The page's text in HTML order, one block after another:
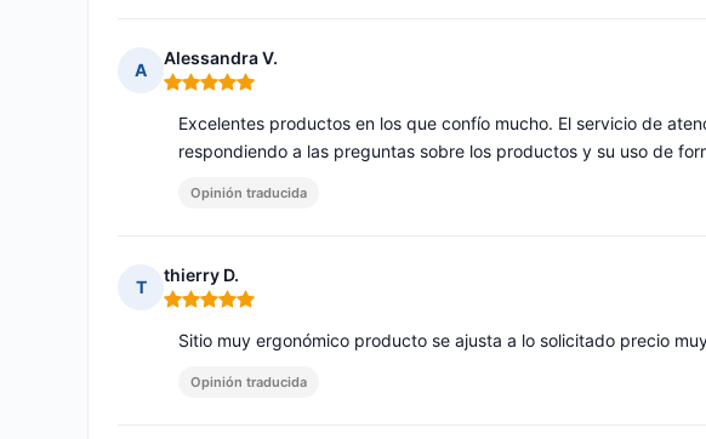
A
Alessandra V.
Nota: 5 de 5
Excelentes productos en los que confío mucho. El servicio de
respondiendo a las preguntas sobre los productos y su uso de
Opinión traducida
T
thierry D.
Nota: 5 de 5
Sitio muy ergonómico producto se ajusta a lo solicitado precio
Opinión traducida